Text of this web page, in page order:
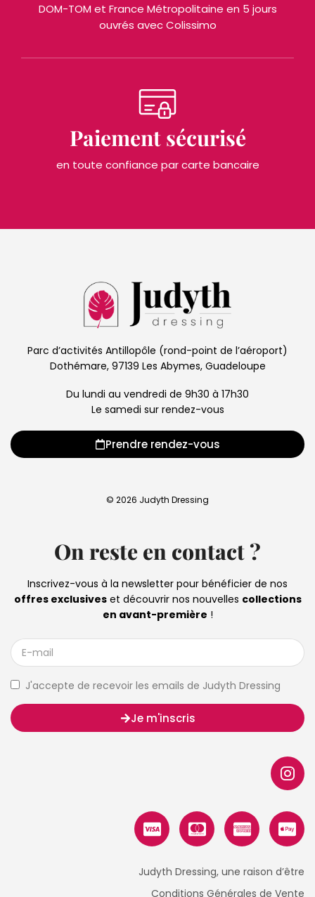
DOM-TOM et France Métropolitaine en 5 jours
ouvrés avec Colissimo
Paiement sécurisé
en toute confiance par carte bancaire
Parc d’activités Antillopôle (rond-point de l’aéroport)
Dothémare, 97139 Les Abymes, Guadeloupe
Du lundi au vendredi de 9h30 à 17h30
Le samedi sur rendez-vous
Prendre rendez-vous
© 2026 Judyth Dressing
On reste en contact ?
Inscrivez-vous à la newsletter pour bénéficier de nos
offres exclusiveset découvrir nos nouvelles collections
en avant-première !
J'accepte de recevoir les emails de Judyth Dressing
Je m'inscris
Judyth Dressing, une raison d’être
Conditions Générales de Vente